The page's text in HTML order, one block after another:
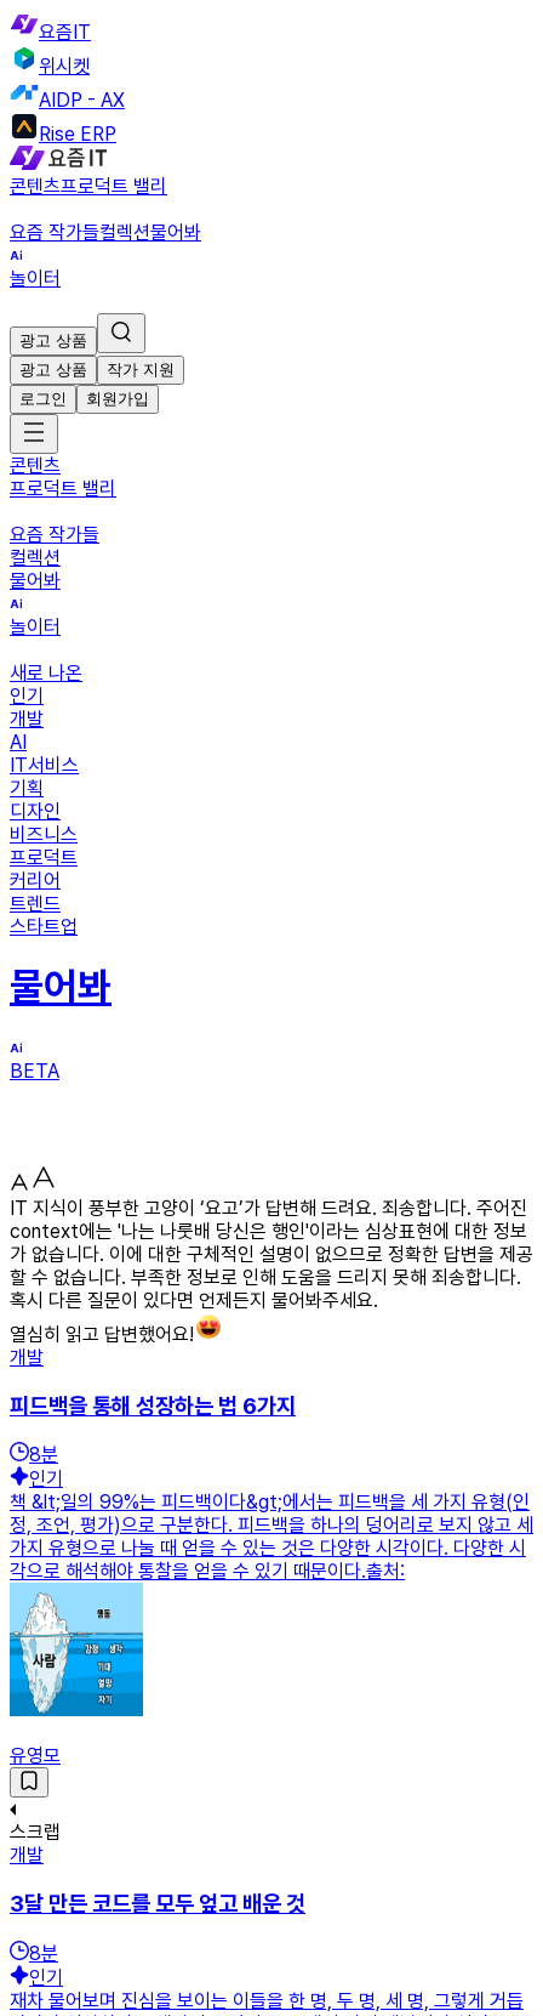
요즘IT
위시켓
AIDP - AX
Rise ERP
콘텐츠프로덕트 밸리
요즘 작가들컬렉션물어봐
놀이터
광고 상품
광고 상품
작가 지원
로그인
회원가입
콘텐츠
프로덕트 밸리
요즘 작가들
컬렉션
물어봐
놀이터
새로 나온
인기
개발
AI
IT서비스
기획
디자인
비즈니스
프로덕트
커리어
트렌드
스타트업
물어봐
BETA
IT 지식이 풍부한 고양이 ‘요고’가 답변해 드려요. 죄송합니다. 주어진
context에는 '나는 나룻배 당신은 행인'이라는 심상표현에 대한 정보
가 없습니다. 이에 대한 구체적인 설명이 없으므로 정확한 답변을 제공
할 수 없습니다. 부족한 정보로 인해 도움을 드리지 못해 죄송합니다.
혹시 다른 질문이 있다면 언제든지 물어봐주세요.
열심히 읽고 답변했어요!
개발
피드백을 통해 성장하는 법 6가지
8분
인기
책 &lt;일의 99%는 피드백이다&gt;에서는 피드백을 세 가지 유형(인
정, 조언, 평가)으로 구분한다. 피드백을 하나의 덩어리로 보지 않고 세
가지 유형으로 나눌 때 얻을 수 있는 것은 다양한 시각이다. 다양한 시
각으로 해석해야 통찰을 얻을 수 있기 때문이다.출처:
유영모
스크랩
개발
3달 만든 코드를 모두 엎고 배운 것
8분
인기
재차 물어보며 진심을 보이는 이들을 한 명, 두 명, 세 명, 그렇게 거듭